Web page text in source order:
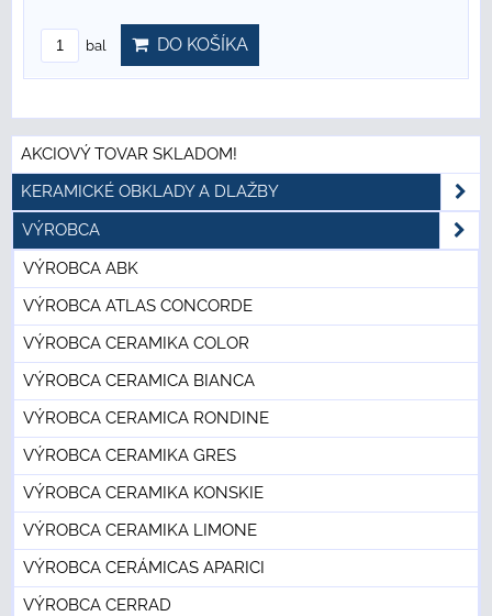
bal DO KOŠÍKA
AKCIOVÝ TOVAR SKLADOM!
KERAMICKÉ OBKLADY A DLAŽBY
VÝROBCA
VÝROBCA ABK
VÝROBCA ATLAS CONCORDE
VÝROBCA CERAMIKA COLOR
VÝROBCA CERAMICA BIANCA
VÝROBCA CERAMICA RONDINE
VÝROBCA CERAMIKA GRES
VÝROBCA CERAMIKA KONSKIE
VÝROBCA CERAMIKA LIMONE
VÝROBCA CERÁMICAS APARICI
VÝROBCA CERRAD